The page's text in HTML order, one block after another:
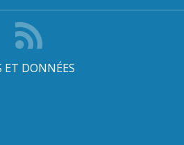
ET DONNÉES